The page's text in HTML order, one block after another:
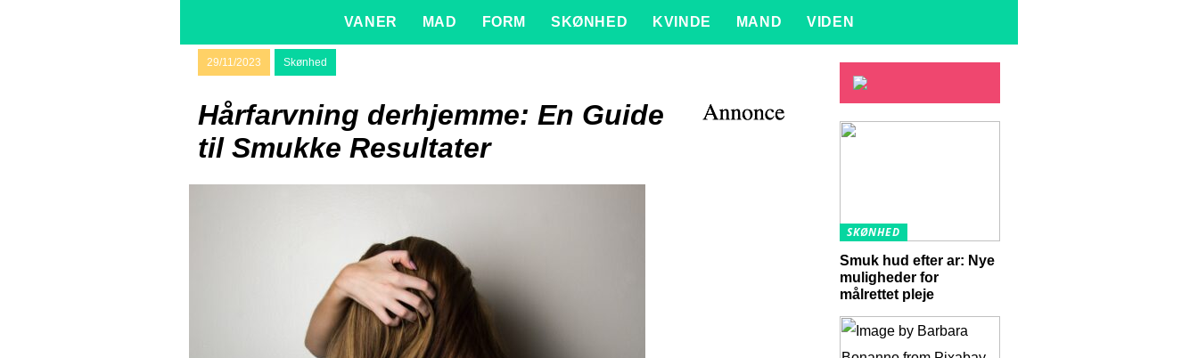
VANER MAD FORM SKØNHED KVINDE MAND VIDEN
29/11/2023 Skønhed
Hårfarvning derhjemme: En Guide
til Smukke Resultater
SKØNHED
Smuk hud efter ar: Nye
muligheder for
målrettet pleje